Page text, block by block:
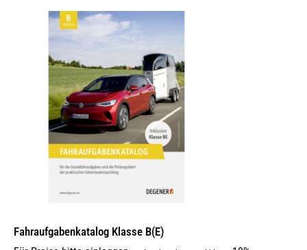
Fahraufgabenkatalog Klasse B(E)